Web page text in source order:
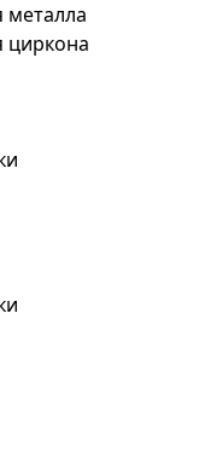
циркона